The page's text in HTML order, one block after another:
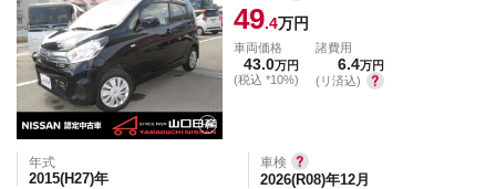
49.4万円
車両価格
43.0万円
(税込 *10%)
諸費用
6.4万円
(リ済込)
年式
2015(H27)年
車検
2026(R08)年12月